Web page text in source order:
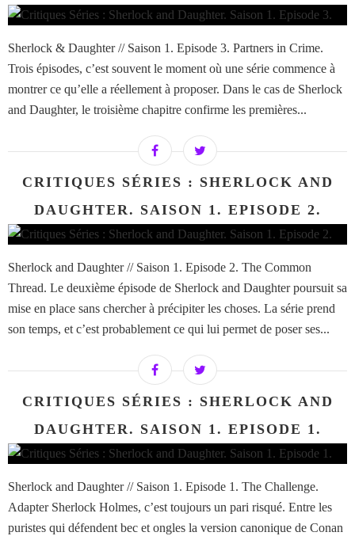
Sherlock & Daughter // Saison 1. Episode 3. Partners in Crime.
Trois épisodes, c’est souvent le moment où une série commence à
montrer ce qu’elle a réellement à proposer. Dans le cas de Sherlock
and Daughter, le troisième chapitre confirme les premières...
CRITIQUES SÉRIES : SHERLOCK AND
DAUGHTER. SAISON 1. EPISODE 2.
Sherlock and Daughter // Saison 1. Episode 2. The Common
Thread. Le deuxième épisode de Sherlock and Daughter poursuit sa
mise en place sans chercher à précipiter les choses. La série prend
son temps, et c’est probablement ce qui lui permet de poser ses...
CRITIQUES SÉRIES : SHERLOCK AND
DAUGHTER. SAISON 1. EPISODE 1.
Sherlock and Daughter // Saison 1. Episode 1. The Challenge.
Adapter Sherlock Holmes, c’est toujours un pari risqué. Entre les
puristes qui défendent bec et ongles la version canonique de Conan